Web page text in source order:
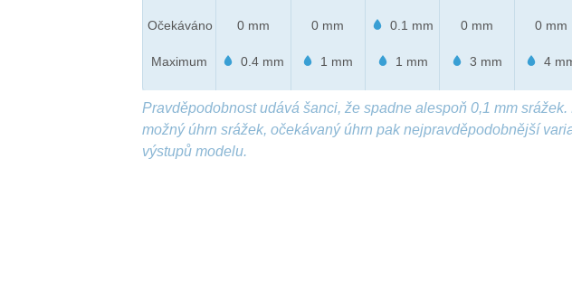
Očekáváno
Maximum
0 mm
0.4 mm
0 mm
1 mm
0.1 mm
1 mm
0 mm
3 mm
0 mm
4
Pravděpodobnost udává šanci, že spadne alespoň 0,1 mm
možný úhrn srážek, očekávaný úhrn pak nejpravděpodobnější
výstupů modelu.